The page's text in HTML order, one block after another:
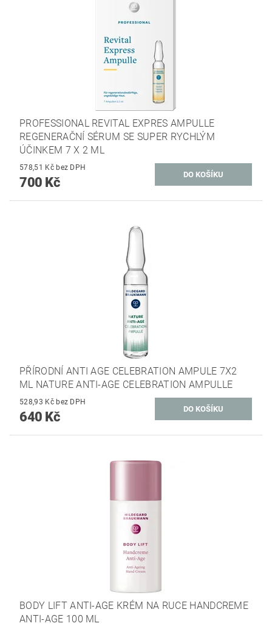
PROFESSIONAL REVITAL EXPRES AMPULLE
REGENERAČNÍ SÉRUM SE SUPER RYCHLÝM
ÚČINKEM 7 X 2 ML
578,51 Kč bez DPH
700 Kč
PŘÍRODNÍ ANTI AGE CELEBRATION AMPULE 7X2
ML NATURE ANTI-AGE CELEBRATION AMPULLE
528,93 Kč bez DPH
640 Kč
BODY LIFT ANTI-AGE KRÉM NA RUCE HANDCREME
ANTI-AGE 100 ML